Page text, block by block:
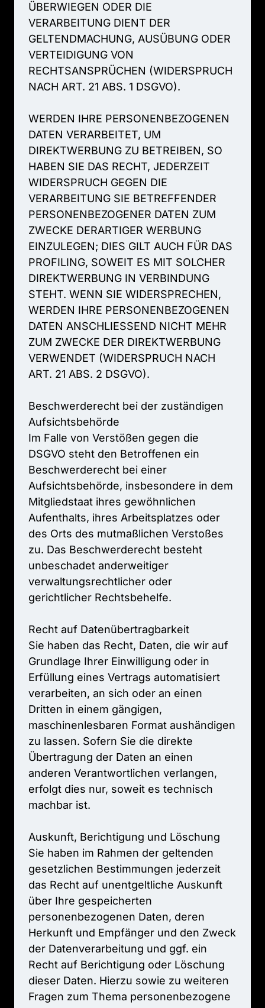
ÜBERWIEGEN ODER
VERARBEITUNG DIENT
GELTENDMACHUNG, AUSÜBUNG
VERTEIDIGUNG
RECHTSANSPRÜCHEN
NACH ART. 21 ABS. 1 DSGVO).
WERDEN IHRE
DATEN VERARBEITET,
DIREKTWERBUNG ZU BETREIBEN,
HABEN SIE DAS RECHT,
WIDERSPRUCH GEGEN
VERARBEITUNG SIE
PERSONENBEZOGENER DATEN
ZWECKE DERARTIGER
EINZULEGEN; DIES GILT AUCH FÜR
PROFILING, SOWEIT ES MIT
DIREKTWERBUNG IN
STEHT. WENN SIE
WERDEN IHRE
DATEN ANSCHLIESSEND NICHT
ZUM ZWECKE DER
VERWENDET (WIDERSPRUCH
ART. 21 ABS. 2 DSGVO).
Beschwerde­recht bei der
Aufsichts­behörde
Im Falle von Verstößen gegen
DSGVO steht den Betroffenen
Beschwerderecht bei
Aufsichtsbehörde, insbesondere in
Mitgliedstaat ihres
Aufenthalts, ihres Arbeitsplatzes
des Orts des mutmaßlichen
zu. Das Beschwerderecht
unbeschadet
verwaltungsrechtlicher
gerichtlicher Rechtsbehelfe.
Recht auf Daten­übertrag­barkeit
Sie haben das Recht, Daten, die wir
Grundlage Ihrer Einwilligung oder
Erfüllung eines Vertrags
verarbeiten, an sich oder an
Dritten in einem
maschinenlesbaren Format
zu lassen. Sofern Sie die
Übertragung der Daten an
anderen Verantwortlichen
erfolgt dies nur, soweit es
machbar ist.
Auskunft, Berichtigung und Löschung
Sie haben im Rahmen der
gesetzlichen Bestimmungen
das Recht auf unentgeltliche
über Ihre
personenbezogenen Daten,
Herkunft und Empfänger und den
der Datenverarbeitung und ggf.
Recht auf Berichtigung oder
dieser Daten. Hierzu sowie zu
Fragen zum Thema